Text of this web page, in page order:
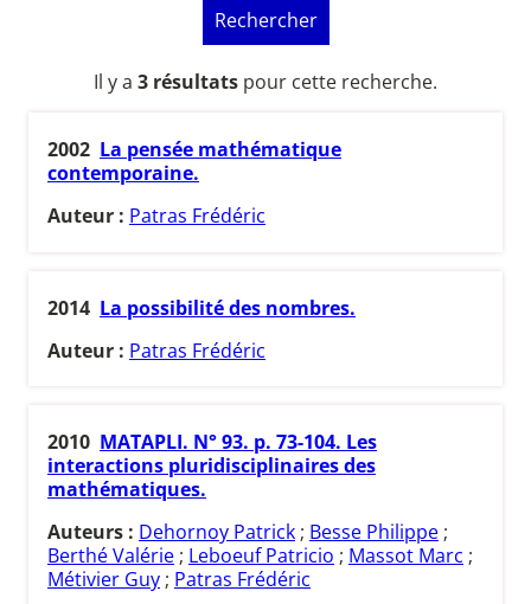
Rechercher
Il y a 3 résultats pour cette recherche.
2002 La pensée mathématique
contemporaine.
Auteur : Patras Frédéric
2014 La possibilité des nombres.
Auteur : Patras Frédéric
2010 MATAPLI. N° 93. p. 73-104. Les
interactions pluridisciplinaires des
mathématiques.
Auteurs : Dehornoy Patrick ; Besse Philippe ;
Berthé Valérie ; Leboeuf Patricio ; Massot Marc ;
Métivier Guy ; Patras Frédéric